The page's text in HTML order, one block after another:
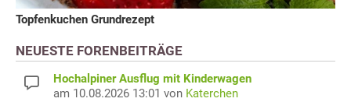
Topfenkuchen Grundrezept
NEUESTE FORENBEITRÄGE
Hochalpiner Ausflug mit Kinderwagen
am 10.08.2026 13:01 von Katerchen